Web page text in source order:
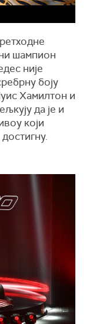
шампион
није
боју
Хамилтон и
да је и
који